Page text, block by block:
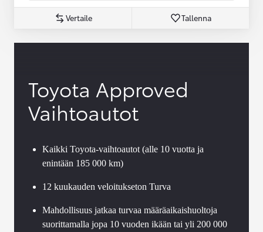
Vertaile Tallenna
Toyota Approved
Vaihtoautot
Kaikki Toyota-vaihtoautot (alle 10 vuotta ja
enintään 185 000 km)
12 kuukauden veloitukseton Turva
Mahdollisuus jatkaa turvaa määräaikaishuoltoja
suorittamalla jopa 10 vuoden ikään tai yli 200 000